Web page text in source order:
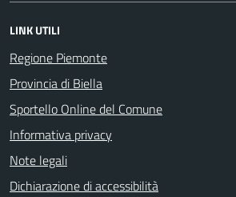
LINK UTILI
Regione Piemonte
Provincia di Biella
Sportello Online del Comune
Informativa privacy
Note legali
Dichiarazione di accessibilità